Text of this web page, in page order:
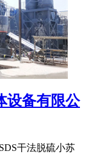
设备有限公
干法脱硫小苏